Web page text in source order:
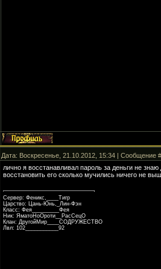
Дата: Воскресенье, 21.10.2012, 15:34 | Сообщение
лично я восстанавливал пароль за деньги не
восстановить его сколько мучились ничего не
Сервер: Феникс,____Тигр
Царство: Цань-Юнь,_Лин-Фэн
Класс: Фея_________Фея
Ник: ЯматоНоОроти__РасСецО
Клан: ДругойМир____СОДРУЖЕСТВО
Лвл: 102___________92